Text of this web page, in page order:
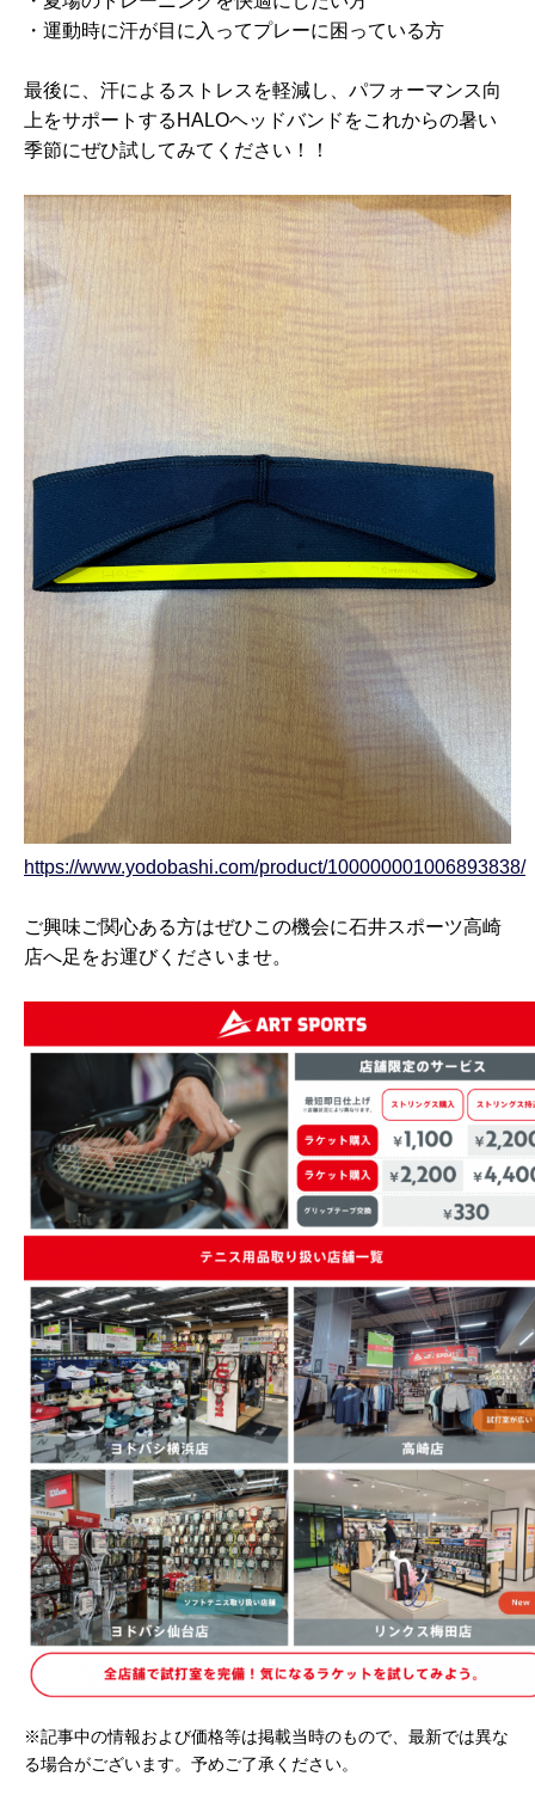
・運動時に汗が目に入ってプレーに困っている方
最後に、汗によるストレスを軽減し、パフォーマンス向
上をサポートするHALOヘッドバンドをこれからの暑い
季節にぜひ試してみてください！！
https://www.yodobashi.com/product/100000001006893838/
ご興味ご関心ある方はぜひこの機会に石井スポーツ高崎
店へ足をお運びくださいませ。
※記事中の情報および価格等は掲載当時のもので、最新では異な
る場合がございます。予めご了承ください。